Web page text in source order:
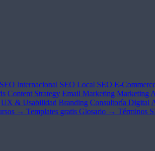
SEO Internacional SEO Local SEO E-
Content Strategy Email Marketing Marketing
UX & Usabilidad Branding Consultoría Digital
→ Templates gratis Glosario → Términos